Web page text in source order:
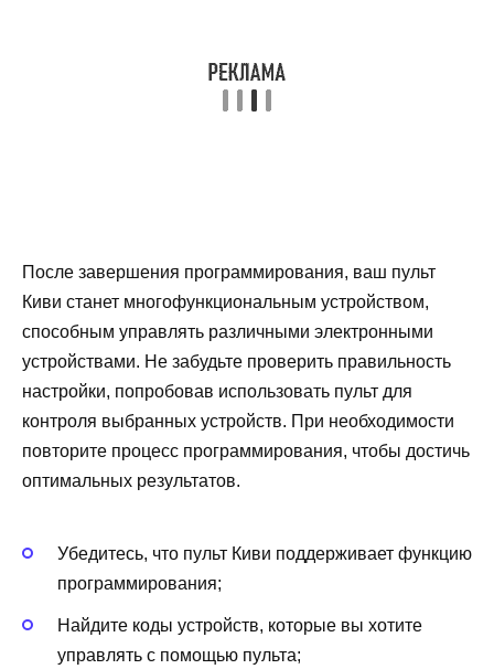
После завершения программирования, ваш пульт
Киви станет многофункциональным устройством,
способным управлять различными электронными
устройствами. Не забудьте проверить правильность
настройки, попробовав использовать пульт для
контроля выбранных устройств. При необходимости
повторите процесс программирования, чтобы достичь
оптимальных результатов.
Убедитесь, что пульт Киви поддерживает функцию
программирования;
Найдите коды устройств, которые вы хотите
управлять с помощью пульта;